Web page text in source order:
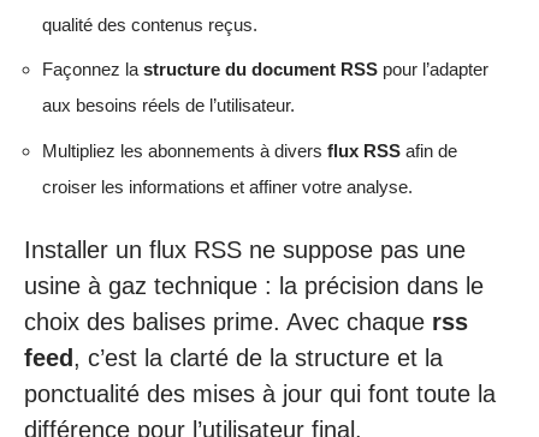
qualité des contenus reçus.
Façonnez la structure du document RSS pour l’adapter
aux besoins réels de l’utilisateur.
Multipliez les abonnements à divers flux RSS afin de
croiser les informations et affiner votre analyse.
Installer un flux RSS ne suppose pas une
usine à gaz technique : la précision dans le
choix des balises prime. Avec chaque rss
feed , c’est la clarté de la structure et la
ponctualité des mises à jour qui font toute la
différence pour l’utilisateur final.